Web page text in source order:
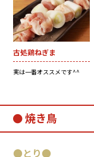
古処鶏ねぎま
実は一番オススメです^^
焼き鳥
●とり●